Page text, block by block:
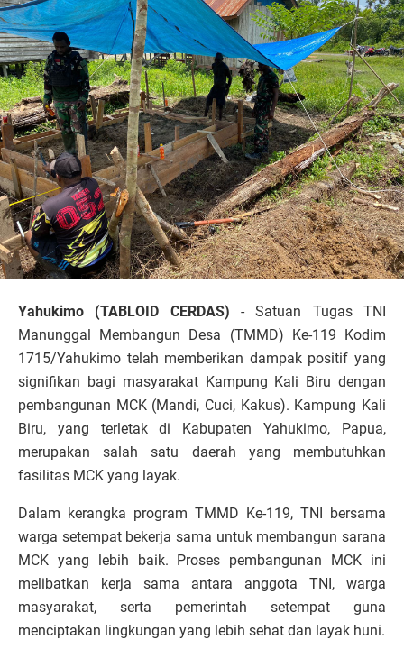
Yahukimo (TABLOID CERDAS) - Satuan Tugas TNI
Manunggal Membangun Desa (TMMD) Ke-119 Kodim
1715/Yahukimo telah memberikan dampak positif yang
signifikan bagi masyarakat Kampung Kali Biru dengan
pembangunan MCK (Mandi, Cuci, Kakus). Kampung Kali
Biru, yang terletak di Kabupaten Yahukimo, Papua,
merupakan salah satu daerah yang membutuhkan
fasilitas MCK yang layak.
Dalam kerangka program TMMD Ke-119, TNI bersama
warga setempat bekerja sama untuk membangun sarana
MCK yang lebih baik. Proses pembangunan MCK ini
melibatkan kerja sama antara anggota TNI, warga
masyarakat, serta pemerintah setempat guna
menciptakan lingkungan yang lebih sehat dan layak huni.